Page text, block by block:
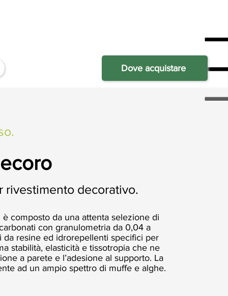
Dove acquistare
rivestimento decorativo.
è composto da una attenta selezione di
con granulometria da 0,04 a
da resine ed idrorepellenti specifici per
stabilità, elasticità e tissotropia che ne
a parete e l’adesione al supporto. La
ad un ampio spettro di muffe e alghe.